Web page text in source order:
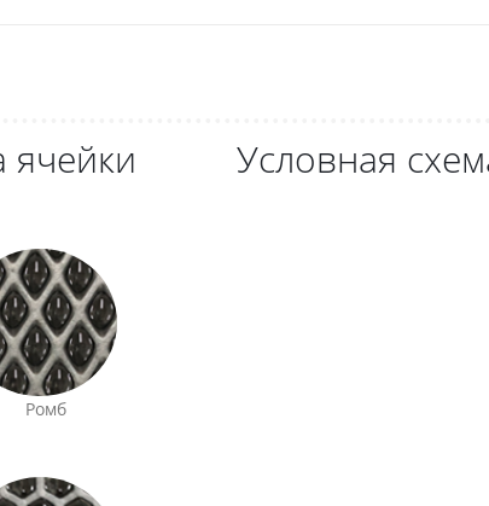
Ромб
Условная